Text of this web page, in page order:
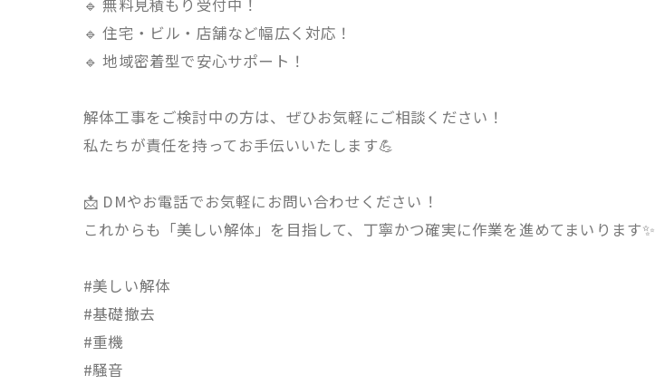
🔹 住宅・ビル・店舗など幅広く対応！
🔹 地域密着型で安心サポート！
解体工事をご検討中の方は、ぜひお気軽にご相談ください！
私たちが責任を持ってお手伝いいたします💪
📩 DMやお電話でお気軽にお問い合わせください！
これからも「美しい解体」を目指して、丁寧かつ確実に作業を進めてまいります✨
#美しい解体
#基礎撤去
#重機
#騒音